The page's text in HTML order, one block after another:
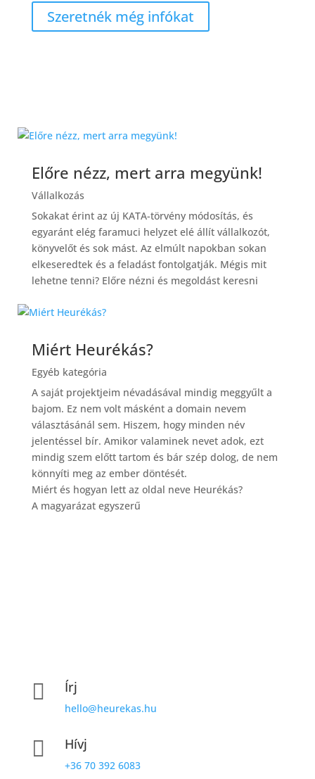
Szeretnék még infókat
Előre nézz, mert arra megyünk!
Vállalkozás
Sokakat érint az új KATA-törvény módosítás, és
egyaránt elég faramuci helyzet elé állít vállalkozót,
könyvelőt és sok mást. Az elmúlt napokban sokan
elkeseredtek és a feladást fontolgatják. Mégis mit
lehetne tenni? Előre nézni és megoldást keresni
Miért Heurékás?
Egyéb kategória
A saját projektjeim névadásával mindig meggyűlt a
bajom. Ez nem volt másként a domain nevem
választásánál sem. Hiszem, hogy minden név
jelentéssel bír. Amikor valaminek nevet adok, ezt
mindig szem előtt tartom és bár szép dolog, de nem
könnyíti meg az ember döntését.
Miért és hogyan lett az oldal neve Heurékás?
A magyarázat egyszerű
 Írj
hello@heurekas.hu
 Hívj
+36 70 392 6083